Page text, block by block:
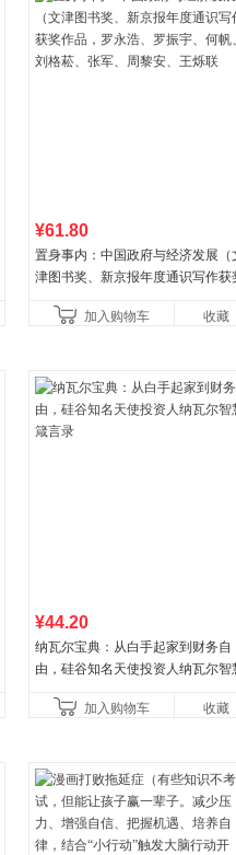
¥61.80
置身事内：中国政府与经济发展（
津图书奖、新京报年度通识写作获
菘、张军、周黎安、王烁联
加入购物车 收藏
¥44.20
纳瓦尔宝典：从白手起家到财务自
由，硅谷知名天使投资人纳瓦尔智
加入购物车
收藏